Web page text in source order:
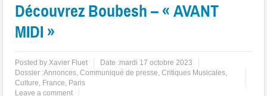
Découvrez Boubesh – « AVANT
MIDI »
Posted byXavier Fluet Date :mardi 17 octobre 2023
Dossier :Annonces,Communiqué de presse,Critiques Musicales,
Culture, France, Paris
Leave a comment